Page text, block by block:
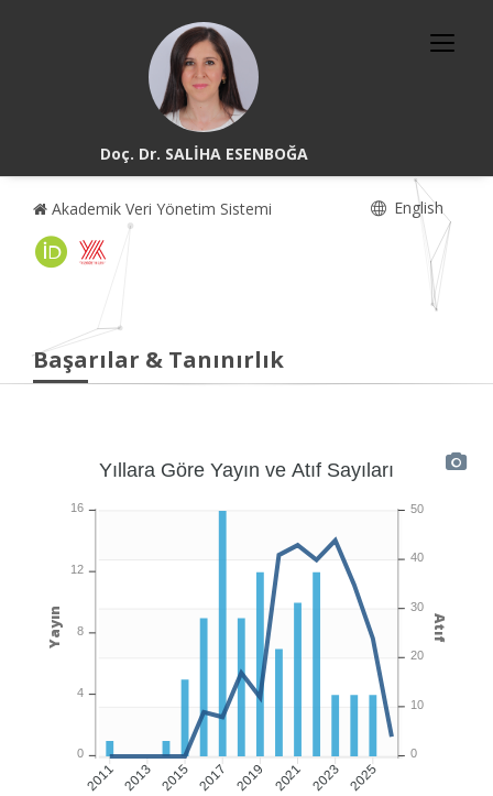
Doç. Dr. SALİHA ESENBOĞA
Akademik Veri Yönetim Sistemi English
Başarılar & Tanınırlık
2011 2013 2015 2017 2019 2021 2023 2025
Yıllara Göre Yayın ve Atıf Sayıları
50
40
30
20
10
0
Atıf
16
12
8
4
0
Yayın